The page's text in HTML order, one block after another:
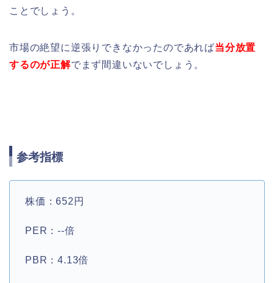
ことでしょう。
市場の絶望に逆張りできなかったのであれば当分放置
するのが正解でまず間違いないでしょう。
参考指標
株価：652円
PER：‐‐倍
PBR：4.13倍